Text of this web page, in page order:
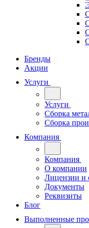
Бренды
Акции
Услуги
Услуги
Сборка
Сборка
Компания
Компания
О компании
Лицензии и
Документы
Реквизиты
Блог
Выполненные